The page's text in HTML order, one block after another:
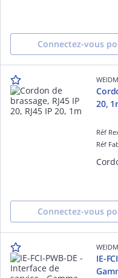
Connectez-vous
20,
Réf
Réf
Connectez-vous
IE-